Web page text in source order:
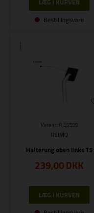
Bestillingsvare
Varenr.: R E9599
REIMO
Halterung oben links T5
239,00DKK